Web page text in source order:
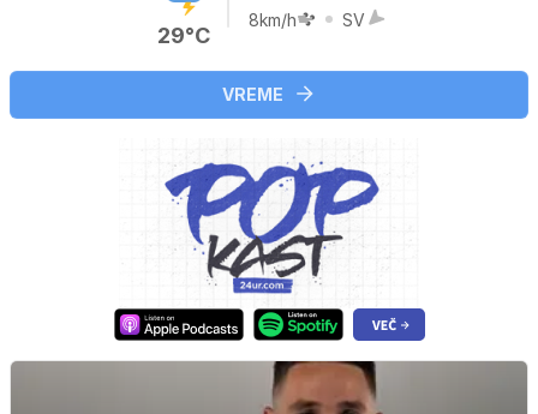
29°C
8km/h SV
VREME